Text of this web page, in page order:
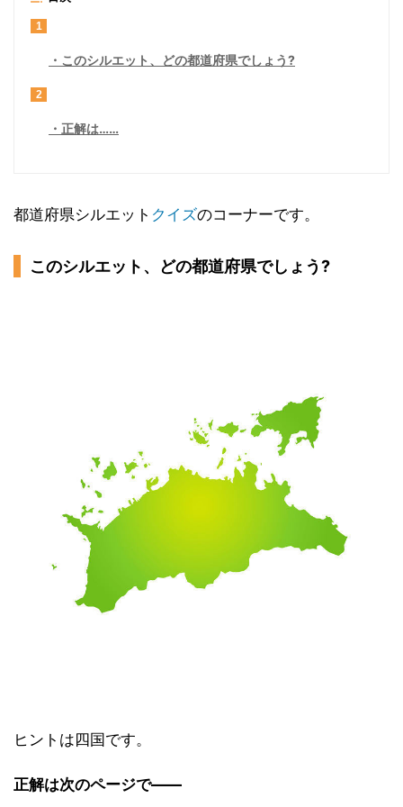
1
このシルエット、どの都道府県でしょう?
2
正解は……
都道府県シルエット クイズのコーナーです。
このシルエット、どの都道府県でしょう?
ヒントは四国です。
正解は次のページで――